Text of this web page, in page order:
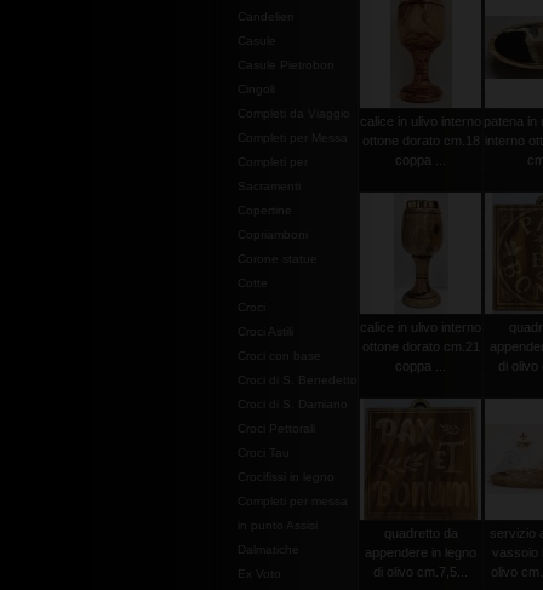
Candelieri
Casule
Casule Pietrobon
Cingoli
Completi da Viaggio
Completi per Messa
Completi per
Sacramenti
Copertine
Copriamboni
Corone statue
Cotte
Croci
Croci Astili
Croci con base
Croci di S. Benedetto
Croci di S. Damiano
Croci Pettorali
Croci Tau
Crocifissi in legno
Completi per messa
in punto Assisi
Dalmatiche
Ex Voto
calice in ulivo interno
ottone dorato cm.18
coppa ...
patena in
interno
calice in ulivo interno
ottone dorato cm.21
coppa ...
di
quadretto da
appendere in legno
di olivo cm.7,5...
servizio
vassoio
olivo